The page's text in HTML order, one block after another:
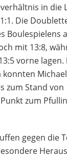
in die
Die
Boulespielens
mit 13:8,
vorne lagen.
zum Stand
zum
gegen die